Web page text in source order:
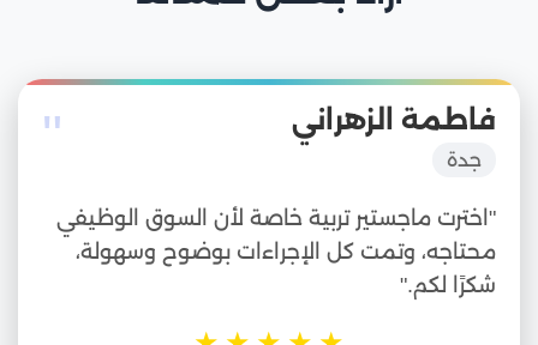
" فاطمة الزهراني
جدة
"اخترت ماجستير تربية خاصة لأن السوق الوظيفي
محتاجه، وتمت كل الإجراءات بوضوح وسهولة،
شكرًا لكم."